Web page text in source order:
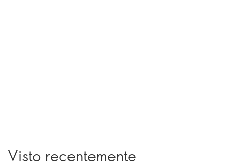
Visto recentemente